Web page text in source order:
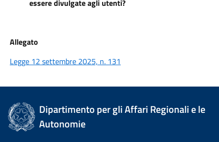
essere divulgate agli utenti?
Allegato
Legge 12 settembre 2025, n. 131
Dipartimento per gli Affari Regionali e le
Autonomie